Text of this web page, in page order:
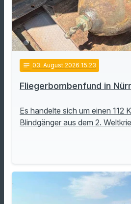
notes 03. August 2026 15:23
Fliegerbombenfund in
Es handelte sich um einen 112
Blindgänger aus dem 2.